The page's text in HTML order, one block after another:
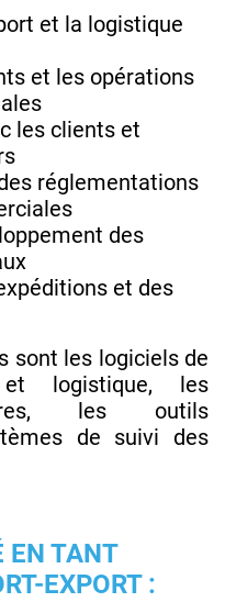
et la logistique
et les opérations
les clients et
réglementations
des
et des
sont les logiciels de
et logistique, les
les outils
de suivi des
EN TANT
EXPORT :